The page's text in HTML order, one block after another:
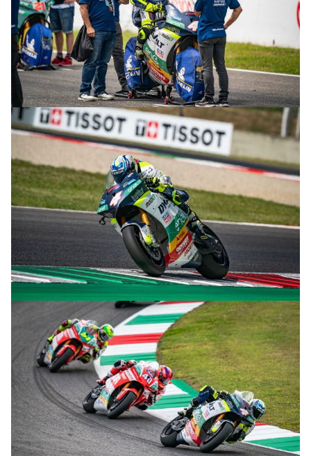
© R.Lekl & S.Wobser
© R.Lekl & S.Wobser